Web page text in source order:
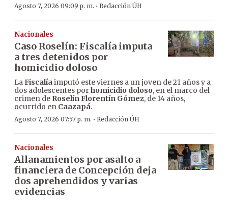
Agosto 7, 2026 09:09 p. m. · Redacción ÚH
Nacionales
Caso Roselín: Fiscalía imputa
a tres detenidos por
homicidio doloso
LaFiscalíaimputó este viernes a un joven de 21 años y a
dos adolescentes porhomicidio doloso, en el marco del
crimen de Roselín Florentín Gómez, de 14 años,
ocurrido en Caazapá.
Agosto 7, 2026 07:57 p. m. · Redacción ÚH
Nacionales
Allanamientos por asalto a
financiera de Concepción deja
dos aprehendidos y varias
evidencias